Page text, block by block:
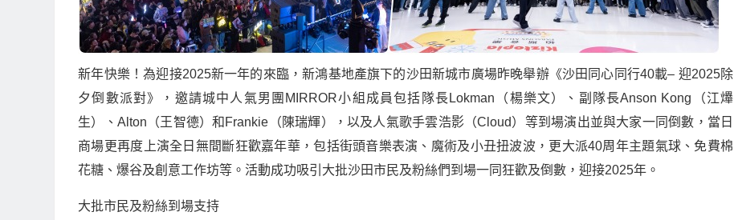
新年快樂！為迎接2025新一年的來臨，新鴻基地產旗下的沙田新城市廣場昨晚舉辦《沙田同心同行40載– 迎2025除
夕倒數派對》，邀請城中人氣男團 MIRROR小組成員包括隊長 Lokman （楊樂文）、副隊長Anson Kong （江𤒹
生）、 Alton （王智德）和 Frankie （陳瑞輝），以及人氣歌手雲浩影（Cloud）等到場演出並與大家一同倒數，當日
商場更再度上演全日無間斷狂歡嘉年華，包括街頭音樂表演、魔術及小丑扭波波，更大派40周年主題氣球、免費棉
花糖、爆谷及創意工作坊等。活動成功吸引大批沙田市民及粉絲們到場一同狂歡及倒數，迎接2025年。
大批市民及粉絲到場支持